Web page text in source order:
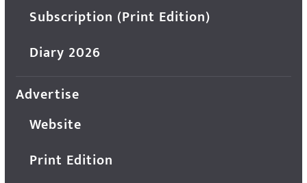
Subscription (Print Edition)
Diary 2026
Advertise
Website
Print Edition